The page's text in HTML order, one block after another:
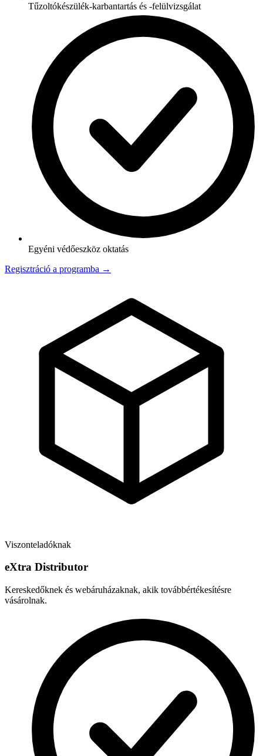
Tűzoltókészülék-karbantartás és -felülvizsgálat
Egyéni védőeszköz oktatás
Regisztráció a programba →
Viszonteladóknak
eXtra Distributor
Kereskedőknek és webáruházaknak, akik továbbértékesítésre
vásárolnak.